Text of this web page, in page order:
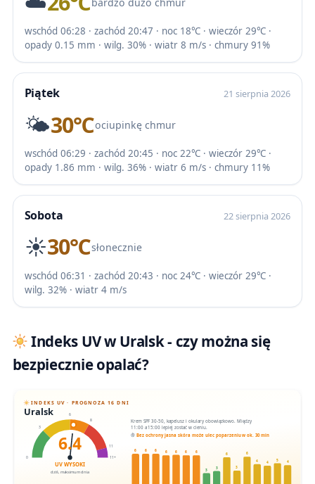
wschód 06:28 · zachód 20:47 · noc 18℃ · wieczór 29℃ ·
opady 0.15 mm · wilg. 30% · wiatr 8 m/s · chmury 91%
Piątek 21 sierpnia 2026
🌤️30℃ociupinkę chmur
wschód 06:29 · zachód 20:45 · noc 22℃ · wieczór 29℃ ·
opady 1.86 mm · wilg. 36% · wiatr 6 m/s · chmury 11%
Sobota 22 sierpnia 2026
☀️30℃słonecznie
wschód 06:31 · zachód 20:43 · noc 24℃ · wieczór 29℃ ·
wilg. 32% · wiatr 4 m/s
Indeks UV w Uralsk - czy można się
bezpiecznie opalać?
INDEKS UV · PROGNOZA 16 DNI
Uralsk
0
3
6
8
11
11+
6.4
UV WYSOKI
dziś, maksimum dnia
Krem SPF 30-50, kapelusz i okulary obowiązkowo. Między
11:00 a 15:00 lepiej zostać w cieniu.
Bez ochrony jasna skóra może ulec poparzeniu w ok. 30 min
6 6 6 6 6 6 6
3 3
6
3
6
4 4
5 4